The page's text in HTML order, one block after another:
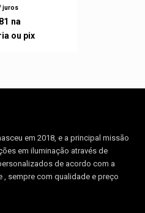
juros
na
ou pix
em 2018, e a principal missão
em iluminação através de
de acordo com a
, sempre com qualidade e preço